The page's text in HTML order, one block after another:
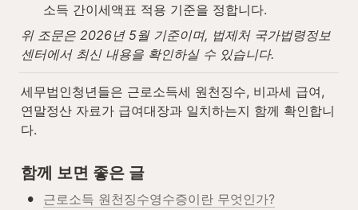
소득 간이세액표 적용 기준을 정합니다.
위 조문은 2026년 5월 기준이며, 법제처 국가법령정보
센터에서 최신 내용을 확인하실 수 있습니다.
세무법인청년들은 근로소득세 원천징수, 비과세 급여,
연말정산 자료가 급여대장과 일치하는지 함께 확인합니
다.
함께 보면 좋은 글
• 근로소득 원천징수영수증이란 무엇인가?